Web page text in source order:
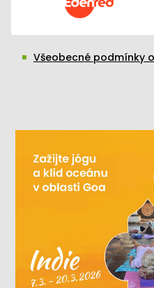
Všeobecné podmínky